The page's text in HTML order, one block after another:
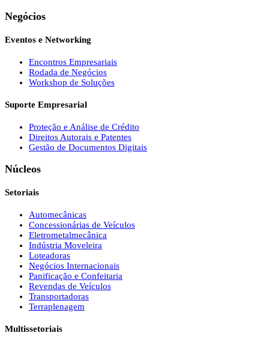
Negócios
Eventos e Networking
Encontros Empresariais
Rodada de Negócios
Workshop de Soluções
Suporte Empresarial
Proteção e Análise de Crédito
Direitos Autorais e Patentes
Gestão de Documentos Digitais
Núcleos
Setoriais
Automecânicas
Concessionárias de Veículos
Eletrometalmecânica
Indústria Moveleira
Loteadoras
Negócios Internacionais
Panificação e Confeitaria
Revendas de Veículos
Transportadoras
Terraplenagem
Multissetoriais